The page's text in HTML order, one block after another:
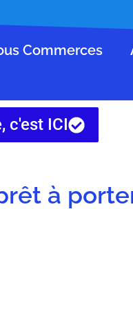
Commerces
c'est ICI
à